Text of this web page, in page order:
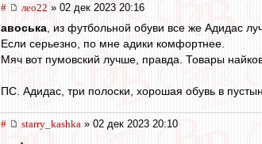
# лео22 » 02 дек 2023 20:16
авоська, из футбольной обуви все же Адидас
Если серьезно, по мне адики комфортнее.
Мяч вот пумовский лучше, правда. Товары
ПС. Адидас, три полоски, хорошая обувь в
# starry_kashka » 02 дек 2023 20:10